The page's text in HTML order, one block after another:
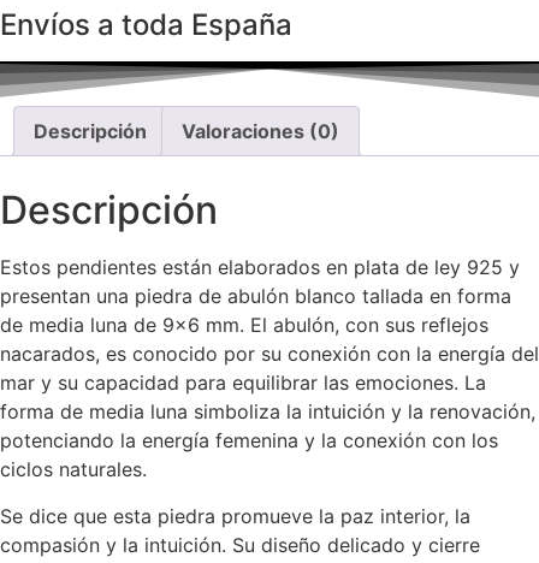
Envíos a toda España
Descripción Valoraciones (0)
Descripción
Estos pendientes están elaborados en plata de ley 925 y
presentan una piedra de abulón blanco tallada en forma
de media luna de 9×6 mm. El abulón, con sus reflejos
nacarados, es conocido por su conexión con la energía del
mar y su capacidad para equilibrar las emociones. La
forma de media luna simboliza la intuición y la renovación,
potenciando la energía femenina y la conexión con los
ciclos naturales.
Se dice que esta piedra promueve la paz interior, la
compasión y la intuición. Su diseño delicado y cierre